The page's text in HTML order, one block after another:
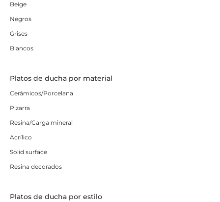
Beige
Negros
Grises
Blancos
Platos de ducha por material
Cerámicos/Porcelana
Pizarra
Resina/Carga mineral
Acrílico
Solid surface
Resina decorados
Platos de ducha por estilo